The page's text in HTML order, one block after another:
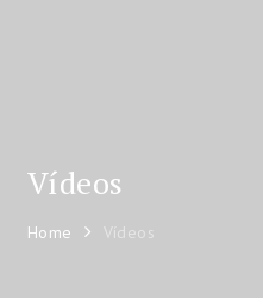
Vídeos
Home Vídeos